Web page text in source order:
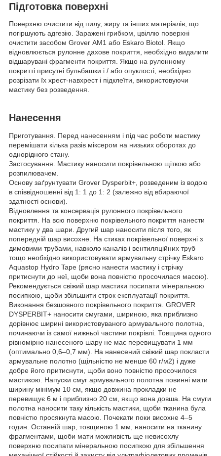
Підготовка поверхні
Поверхню очистити від пилу, жиру та інших матеріалів, що
погіршують адгезію. Заражені грибком, цвіллю поверхні
очистити засобом Grover АМ1 або Eskaro Biotol. Якщо
відновлюється рулонне дахове покриття, необхідно видалити
відшарувані фрагменти покриття. Якщо на рулонному
покритті присутні бульбашки і / або опуклості, необхідно
розрізати їх хрест-навхрест і підклеїти, використовуючи
мастику без розведення.
Нанесення
Приготування. Перед нанесенням і під час роботи мастику
перемішати кілька разів міксером на низьких оборотах до
однорідного стану.
Застосування. Мастику наносити покрівельною щіткою або
розпилювачем.
Основу заґрунтувати Grover Dysperbit+, розведеним із водою
в співвідношенні від 1: 1 до 1: 2 (залежно від вбираючої
здатності основи).
Відновлення та консервація рулонного покрівельного
покриття. На всю поверхню покрівельного покриття нанести
мастику у два шари. Другий шар наносити після того, як
попередній шар висохне. На стиках покрівельної поверхні з
димовими трубами, навколо каналів і вентиляційних труб
тощо необхідно використовувати армувальну стрічку Eskaro
Aquastop Hydro Tape (рясно нанести мастику і стрічку
притиснути до неї, щоби вона повністю просочилася масою).
Рекомендується свіжий шар мастики посипати мінеральною
посипкою, щоби збільшити строк експлуатації покриття.
Виконання безшовного покрівельного покриття. GROVER
DYSPERBIT+ наносити смугами, шириною, яка приблизно
дорівнює ширині використовуваного армувального полотна,
починаючи із самої нижньої частини покрівлі. Товщина одного
рівномірно нанесеного шару не має перевищувати 1 мм
(оптимально 0,6–0,7 мм). На нанесений свіжий шар покласти
армувальне полотно (щільністю не менше 60 г/м2) і дуже
добре його притиснути, щоби воно повністю просочилося
мастикою. Напуски смуг армувального полотна повинні мати
ширину мінімум 10 см, якщо довжина прокладки не
перевищує 6 м і приблизно 20 см, якщо вона довша. На смуги
полотна наносити таку кількість мастики, щоби тканина була
повністю просякнута масою. Почекати поки висохне 4–5
годин. Останній шар, товщиною 1 мм, наносити на тканину
фрагментами, щоби мати можливість ще невисохлу
поверхню посипати мінеральною посипкою для збільшення